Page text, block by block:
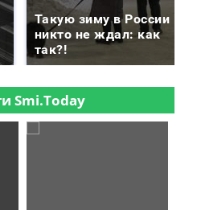
Такую зиму в России
никто не ждал: как
так?!